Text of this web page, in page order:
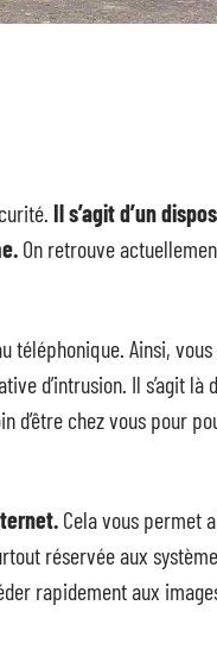
Il s’agit d’un
On retrouve
téléphonique. Ainsi,
d’intrusion. Il s’agit là
d’être chez vous pour
Cela vous permet
réservée aux
rapidement aux